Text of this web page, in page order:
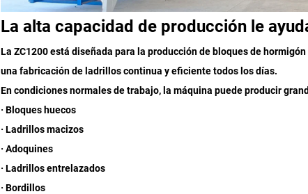
La alta capacidad de producción le
La ZC1200 está diseñada para la producción de bloques de
una fabricación de ladrillos continua y eficiente todos los días.
En condiciones normales de trabajo, la máquina puede producir
· Bloques huecos
· Ladrillos macizos
· Adoquines
· Ladrillos entrelazados
· Bordillos